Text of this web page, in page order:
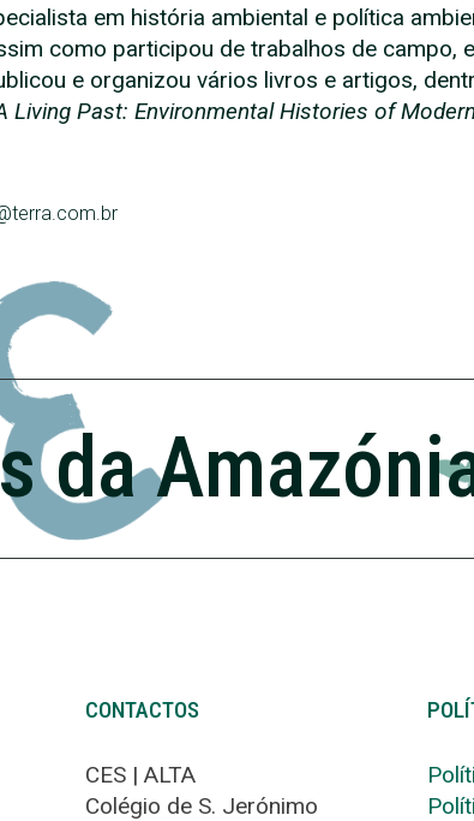
em história ambiental e política
como participou de trabalhos de campo,
e organizou vários livros e artigos,
Living Past: Environmental Histories of
da
CONTACTOS
CES | ALTA
Colégio de S. Jerónimo